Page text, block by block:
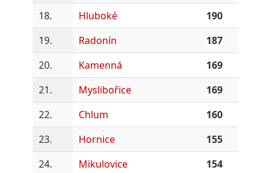
18.
Hluboké
190
19.
Radonín
187
20.
Kamenná
169
21.
Myslibořice
169
22.
Chlum
160
23.
Hornice
155
24.
Mikulovice
154